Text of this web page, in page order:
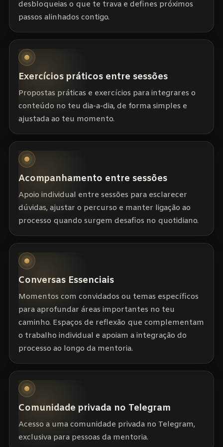
desbloqueias o que te trava e defines próximos
passos alinhados contigo.
Exercícios práticos entre sessões
Propostas práticas e exercícios para integrares o
conteúdo no teu dia-a-dia, de forma simples e
ajustada ao teu momento.
Acompanhamento entre sessões
Apoio individual entre sessões para esclarecer
dúvidas, ajustar o percurso e manter ligação ao
processo quando surgem desafios no quotidiano.
Conversas Essenciais
Momentos com convidados ou temas específicos
para aprofundar áreas importantes no teu
caminho. Espaços de reflexão que complementam
o trabalho individual e apoiam a integração do
processo ao longo da mentoria.
Comunidade privada no Telegram
Acesso a uma comunidade privada no Telegram,
exclusiva para pessoas da mentoria.